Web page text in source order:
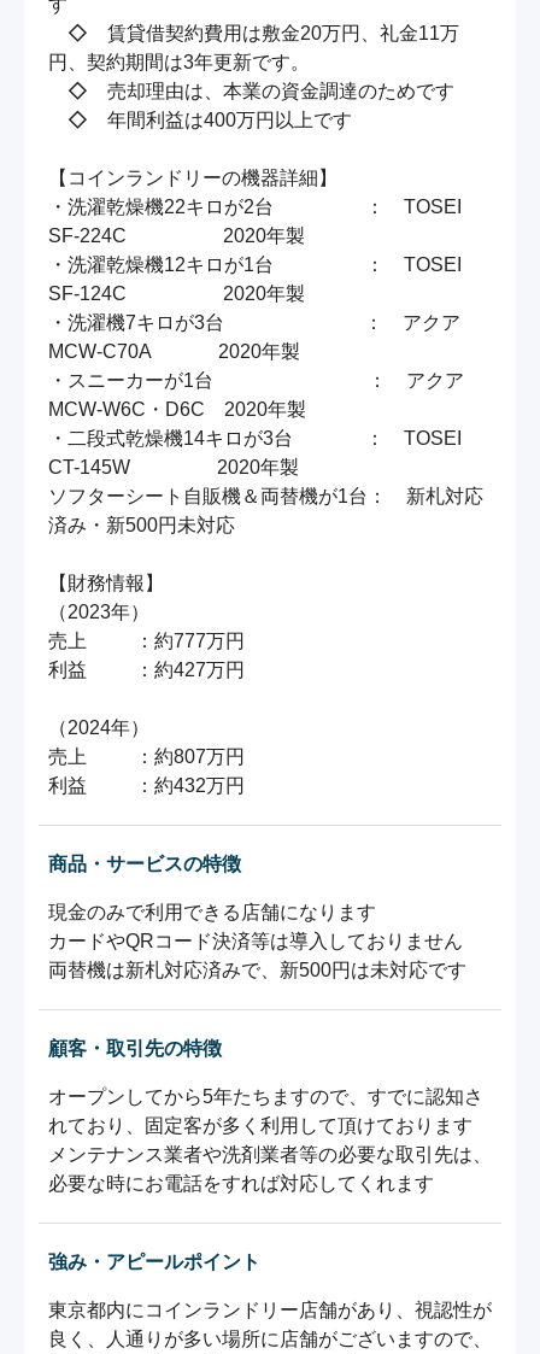
す
◇　賃貸借契約費用は敷金20万円、礼金11万
円、契約期間は3年更新です。
◇　売却理由は、本業の資金調達のためです
◇　年間利益は400万円以上です
【コインランドリーの機器詳細】
・洗濯乾燥機22キロが2台  　　　　 ：　TOSEI
SF-224C　　  　　  2020年製
・洗濯乾燥機12キロが1台   　　　　：　TOSEI
SF-124C　　  　　  2020年製
・洗濯機7キロが3台　　     　　　　：　アクア
MCW-C70A　　　  2020年製
・スニーカーが1台　　　　　　　　：　アクア
MCW-W6C・D6C　2020年製
・二段式乾燥機14キロが3台　　　   ：　TOSEI
CT-145W　　　　  2020年製
ソフターシート自販機＆両替機が1台：　新札対応
済み・新500円未対応
【財務情報】
（2023年）
売上　　  ：約777万円
利益　　  ：約427万円
（2024年）
売上　　  ：約807万円
利益　　  ：約432万円
商品・サービスの特徴
現金のみで利用できる店舗になります
カードやQRコード決済等は導入しておりません
両替機は新札対応済みで、新500円は未対応です
顧客・取引先の特徴
オープンしてから5年たちますので、すでに認知さ
れており、固定客が多く利用して頂けております
メンテナンス業者や洗剤業者等の必要な取引先は、
必要な時にお電話をすれば対応してくれます
強み・アピールポイント
東京都内にコインランドリー店舗があり、視認性が
良く、人通りが多い場所に店舗がございますので、